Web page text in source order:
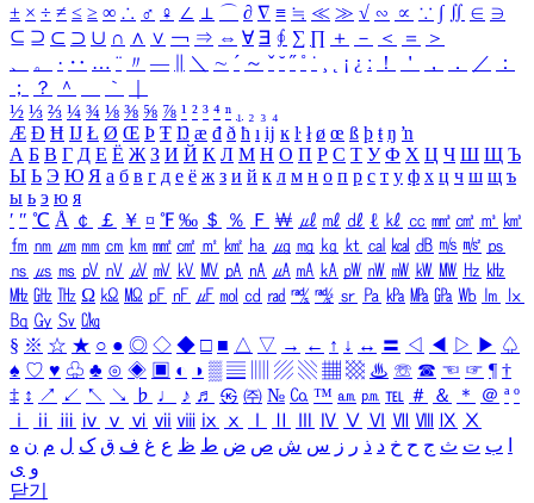
± × ÷ ≠ ≤ ≥ ∞ ∴ ♂ ♀ ∠ ⊥ ⌒ ∂ ∇ ≡ ≒ ≪ ≫ √ ∽ ∝ ∵ ∫ ∬ ∈ ∋
⊆ ⊇ ⊂ ⊃ ∪ ∩ ∧ ∨ ￢ ⇒ ⇔ ∀ ∃ ∮ ∑ ∏ ＋ － ＜ ＝
＞
、
。 · ‥ … ¨ 〃 ― ＼ ∼ ´ ～ ˇ ˘ ˝ ˚ ˙ ¸ ¡ ¿ ː ！ ＇ ， ． ／
：
；
？ ＾ ｀
½ ⅓ ⅔ ¼ ¾ ⅛ ⅜ ⅝ ⅞ ¹ ² ³ ⁴ ⁿ ₁ ₂ ₃ ₄
Æ Ð Ħ Ĳ Ł Ø Œ Þ Ŧ Ŋ æ đ ð ħ ı ĳ ĸ ŀ ł ø œ ß þ ŧ ŋ ŉ
А Б В Г Д Е Ё Ж З И Й К Л М Н О П Р С Т У Ф Х Ц Ч Ш Щ Ъ
Ы Ь Э Ю Я а б в г д е ё ж з и й к л м н о п р с т у ф х ц ч ш щ ъ
ы ь э ю я
′ ″ ℃ Å ￠ ￡ ￥ ¤ ℉ ‰ ＄ ％ Ｆ ￦ ㎕ ㎖ ㎗ ℓ ㎘ ㏄ ㎣ ㎤ ㎥ ㎦
㎙ ㎚ ㎛ ㎜ ㎝ ㎞ ㎟ ㎠ ㎡ ㎢ ㏊ ㎍ ㎎ ㎏ ㏏ ㎈ ㎉ ㏈ ㎧ ㎨ ㎰
㎱ ㎲ ㎳ ㎴ ㎵ ㎶ ㎷ ㎸ ㎹ ㎀ ㎁ ㎂ ㎃ ㎄ ㎺ ㎻ ㎽ ㎾ ㎿ ㎐ ㎑
㎒ ㎓ ㎔ Ω ㏀ ㏁ ㎊ ㎋ ㎌ ㏖ ㏅ ㎭ ㎮ ㎯ ㏛ ㎩ ㎪ ㎫ ㎬ ㏝ ㏐
㏓
㏃ ㏉ ㏜ ㏆
§ ※ ☆ ★ ○ ● ◎ ◇ ◆ □ ■ △ ▽ → ← ↑ ↓ ↔ 〓 ◁ ◀ ▷ ▶ ♤
♠ ♡ ♥ ♧ ♣ ⊙ ◈ ▣ ◐ ◑ ▒ ▤ ▨ ▧ ▦ ▩ ♨ ☏ ☎ ☜ ☞ ¶ †
‡ ↕ ↗ ↙ ↖ ↘ ♭ ♩ ♪ ♬ ㉿ ㈜ № ㏇ ™ ㏂ ㏘ ℡ ＃ ＆ ＊ ＠ ª º
ⅰ
ⅱ ⅲ ⅳ ⅴ ⅵ ⅶ ⅷ ⅸ ⅹ Ⅳ Ⅴ Ⅵ Ⅶ Ⅷ Ⅸ Ⅹ
ب ت ث ج ح خ د ذ ر ز س ش ص ض ط ظ ع غ ف ق ک ل م ن ه
و ی
닫기